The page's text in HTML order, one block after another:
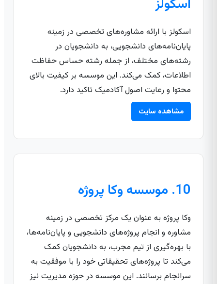
اسکولز
اسکولز با ارائه مشاوره‌های تخصصی در زمینه
پایان‌نامه‌های دانشجویی، به دانشجویان در
رشته‌های مختلف، از جمله رشته حساس حفاظت
اطلاعات، کمک می‌کند. این موسسه بر کیفیت بالای
محتوا و رعایت اصول آکادمیک تاکید دارد.
مشاهده سایت
10. موسسه وکا پروژه
وکا پروژه به عنوان یک مرکز تخصصی در زمینه
مشاوره و انجام پروژه‌های دانشجویی و پایان‌نامه‌ها،
با بهره‌گیری از تیم مجرب، به دانشجویان کمک
می‌کند تا پروژه‌های تحقیقاتی خود را با موفقیت به
سرانجام برسانند. این موسسه در حوزه مدیریت نیز